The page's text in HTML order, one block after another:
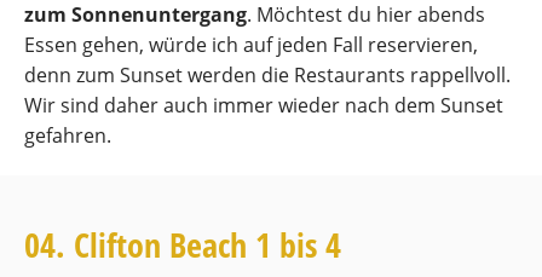
zum Sonnenuntergang. Möchtest du hier abends
Essen gehen, würde ich auf jeden Fall reservieren,
denn zum Sunset werden die Restaurants rappellvoll.
Wir sind daher auch immer wieder nach dem Sunset
gefahren.
04. Clifton Beach 1 bis 4